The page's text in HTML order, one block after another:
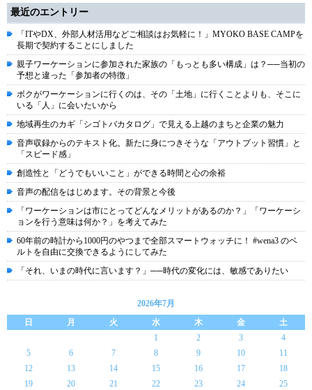
最近のエントリー
「ITやDX、外部人材活用などご相談はお気軽に！」MYOKO BASE CAMPを
長期で契約することにしました
親子ワーケーションに参加された家族の「もっとも多い構成」は？──当初の
予想と違った「参加者の特徴」
ボクがワーケーションに行くのは、その「土地」に行くことよりも、そこに
いる「人」に会いたいから
地域再生のカギ「シゴトバカタログ」で見える上越のまちと企業の魅力
音声収録からのテキスト化。新たに身につきそうな「アウトプット習慣」と
「スピード感」
創造性と「どうでもいいこと」ができる時間と心の余裕
音声の配信をはじめます。その背景と今後
「ワーケーションは市にとってどんなメリットがあるのか？」「ワーケーシ
ョンを行う意味は何か？」を考えてみた
60年前の時計から1000円のやつまで全部スマートウォッチに！ #wena3 のベ
ルトを自由に交換できるようにしてみた
「それ、いまの時代に言います？」──時代の変化には、敏感でありたい
2026年7月
日
月 火 水 木 金
土
1
2 3
4
5
6 7 8 9 10
11
12
13 14 15 16 17
18
19
20 21 22 23 24
25